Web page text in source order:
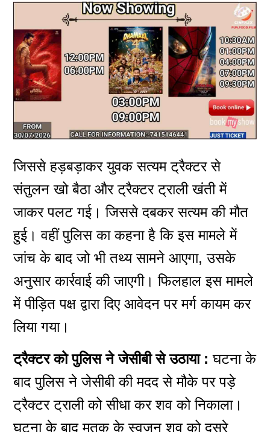
जिससे हड़बड़ाकर युवक सत्यम ट्रैक्टर से
संतुलन खो बैठा और ट्रैक्टर ट्राली खंती में
जाकर पलट गई। जिससे दबकर सत्यम की मौत
हुई। वहीं पुलिस का कहना है कि इस मामले में
जांच के बाद जो भी तथ्य सामने आएगा, उसके
अनुसार कार्रवाई की जाएगी। फिलहाल इस मामले
में पीड़ित पक्ष द्वारा दिए आवेदन पर मर्ग कायम कर
लिया गया।
ट्रैक्टर को पुलिस ने जेसीबी से उठाया : घटना के
बाद पुलिस ने जेसीबी की मदद से मौके पर पड़े
ट्रैक्टर ट्राली को सीधा कर शव को निकाला।
घटना के बाद मृतक के स्वजन शव को दूसरे